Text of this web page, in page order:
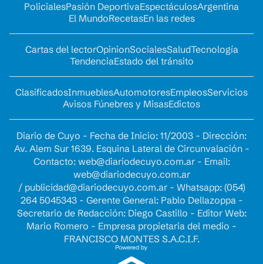
PolicialesPasión DeportivaEspectáculosArgentina
El MundoRecetasEn las redes
Cartas del lectorOpinionSocialesSaludTecnología
TendenciaEstado del tránsito
ClasificadosInmueblesAutomotoresEmpleosServicios
Avisos Fúnebres y MisasEdictos
Diario de Cuyo - Fecha de Inicio: 11/2003 - Dirección:
Av. Alem Sur 1639. Esquina Lateral de Circunvalación -
Contacto: web@diariodecuyo.com.ar- Email:
web@diariodecuyo.com.ar
/ publicidad@diariodecuyo.com.ar- Whatsapp: (054)
264 5045343 - Gerente General: Pablo Dellazoppa -
Secretario de Redacción: Diego Castillo - Editor Web:
Mario Romero - Empresa propietaria del medio -
FRANCISCO MONTES S.A.C.I.F.